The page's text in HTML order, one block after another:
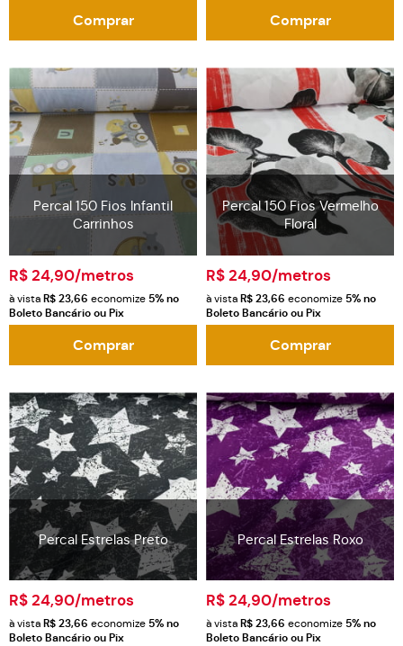
Comprar Comprar
Percal 150 Fios Infantil
Carrinhos
R$ 24,90/metros
à vista R$ 23,66 economize 5%no
Boleto Bancário ou Pix
Comprar
Percal 150 Fios Vermelho
Floral
R$ 24,90/metros
à vista R$ 23,66 economize 5%no
Boleto Bancário ou Pix
Comprar
Percal Estrelas Preto
R$ 24,90/metros
à vista R$ 23,66 economize 5%no
Boleto Bancário ou Pix
Percal Estrelas Roxo
R$ 24,90/metros
à vista R$ 23,66 economize 5%no
Boleto Bancário ou Pix